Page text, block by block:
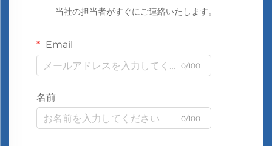
当社の担当者がすぐにご連絡いたします。
Email
0/100
名前
0/100